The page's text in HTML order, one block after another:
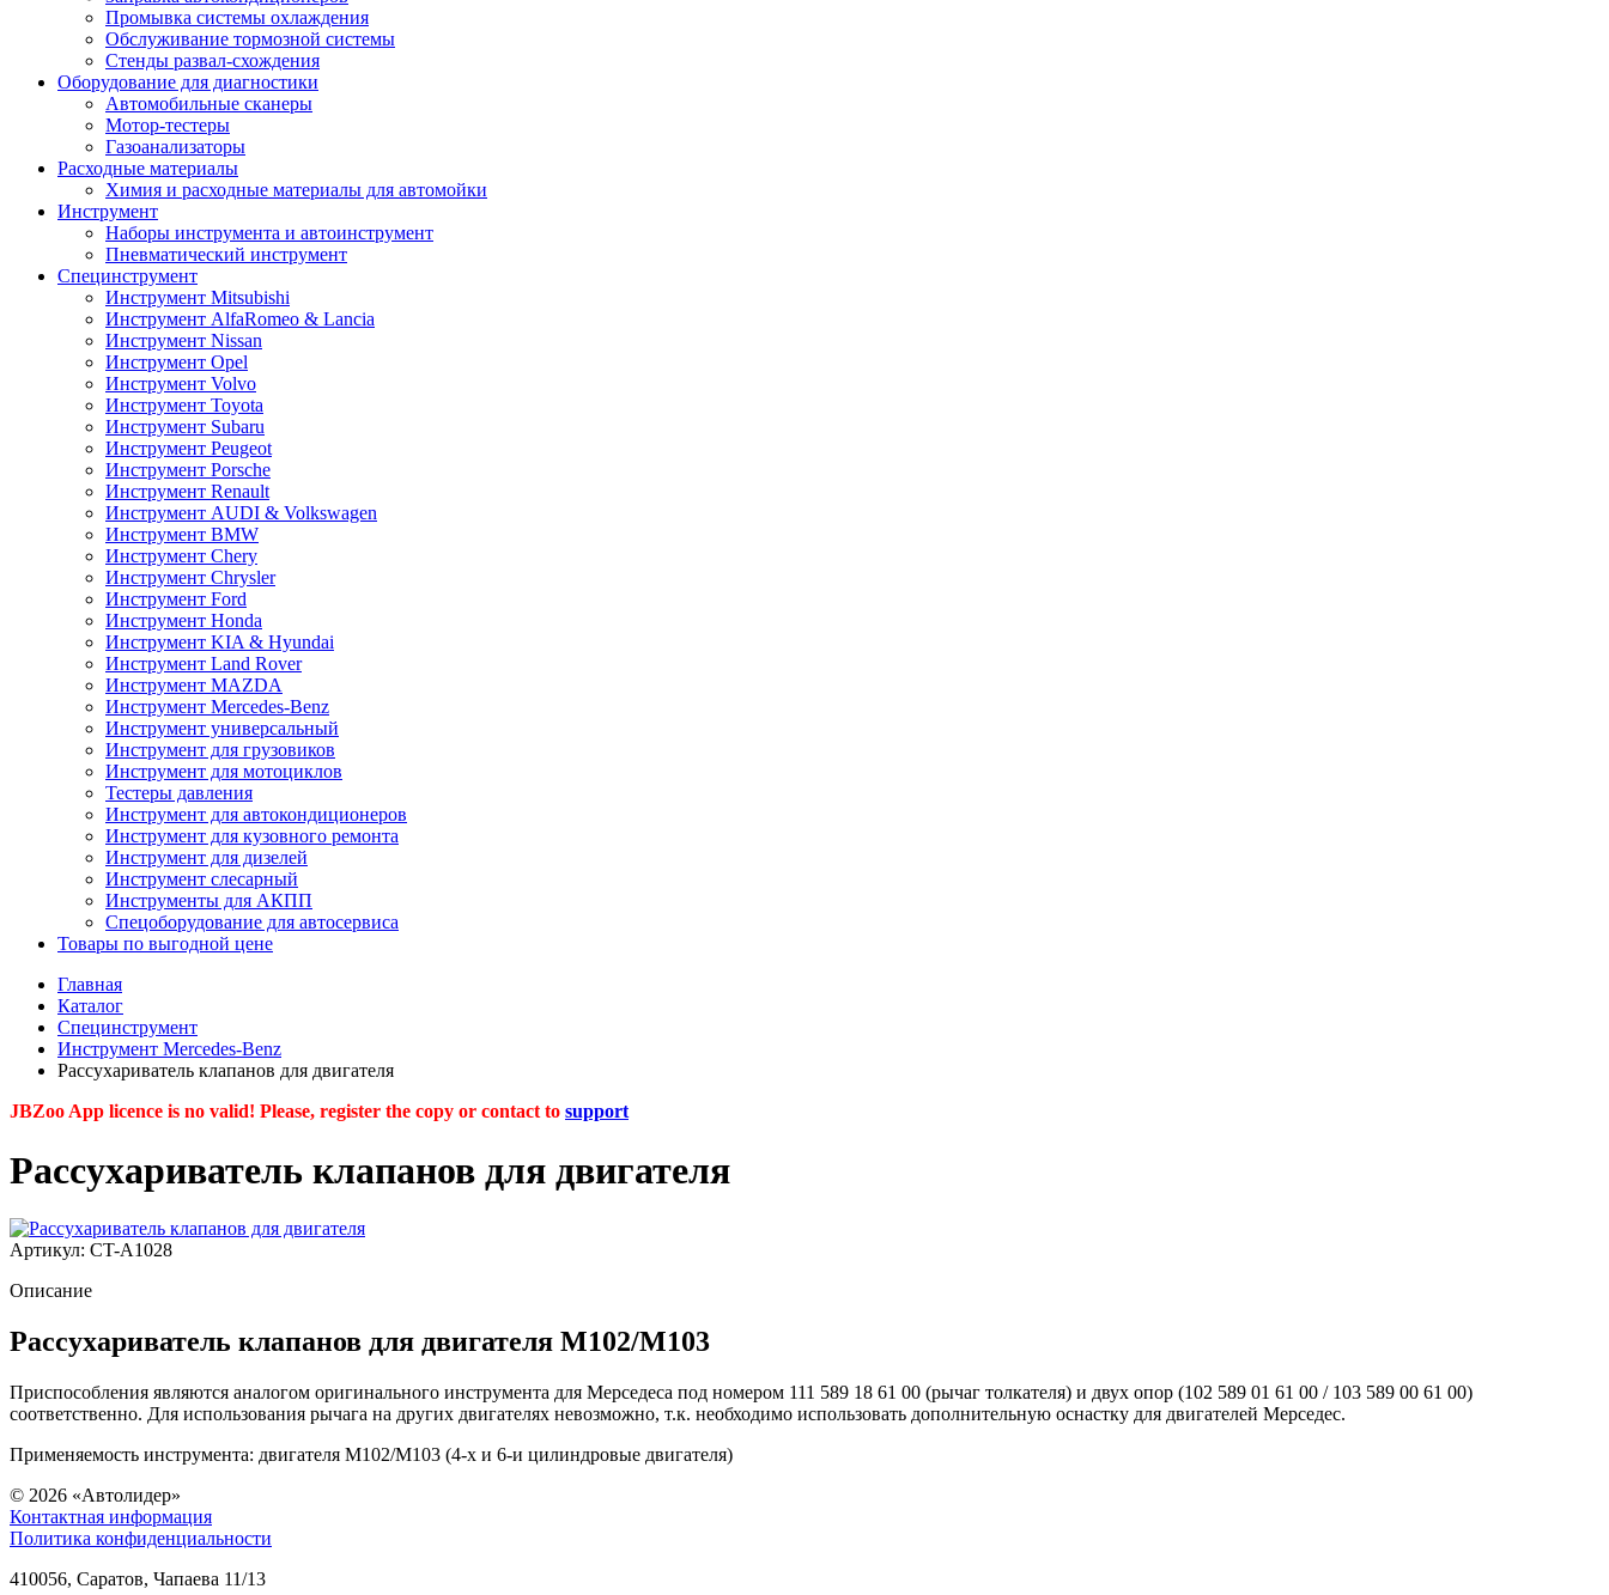
Промывка системы охлаждения
Обслуживание тормозной системы
Стенды развал-схождения
Оборудование для диагностики
Автомобильные сканеры
Мотор-тестеры
Газоанализаторы
Расходные материалы
Химия и расходные материалы для автомойки
Инструмент
Наборы инструмента и автоинструмент
Пневматический инструмент
Специнструмент
Инструмент Mitsubishi
Инструмент AlfaRomeo & Lancia
Инструмент Nissan
Инструмент Opel
Инструмент Volvo
Инструмент Toyota
Инструмент Subaru
Инструмент Peugeot
Инструмент Porsche
Инструмент Renault
Инструмент AUDI & Volkswagen
Инструмент BMW
Инструмент Chery
Инструмент Chrysler
Инструмент Ford
Инструмент Honda
Инструмент KIA & Hyundai
Инструмент Land Rover
Инструмент MAZDA
Инструмент Mercedes-Benz
Инструмент универсальный
Инструмент для грузовиков
Инструмент для мотоциклов
Тестеры давления
Инструмент для автокондиционеров
Инструмент для кузовного ремонта
Инструмент для дизелей
Инструмент слесарный
Инструменты для АКПП
Спецоборудование для автосервиса
Товары по выгодной цене
Главная
Каталог
Специнструмент
Инструмент Mercedes-Benz
Рассухариватель клапанов для двигателя
JBZoo App licence is no valid! Please, register the copy or contact to support
Рассухариватель клапанов для двигателя
Артикул: CT-A1028
Описание
Рассухариватель клапанов для двигателя M102/M103
Приспособления являются аналогом оригинального инструмента для Мерседеса под номером 111 589 18 61 00 (рычаг толкателя) и двух опор (102 589 01 61 00 / 103 589 00 61 00)
соответственно. Для использования рычага на других двигателях невозможно, т.к. необходимо использовать дополнительную оснастку для двигателей Мерседес.
Применяемость инструмента: двигателя M102/M103 (4-х и 6-и цилиндровые двигателя)
© 2026 «Автолидер»
Контактная информация
Политика конфиденциальности
410056, Саратов, Чапаева 11/13